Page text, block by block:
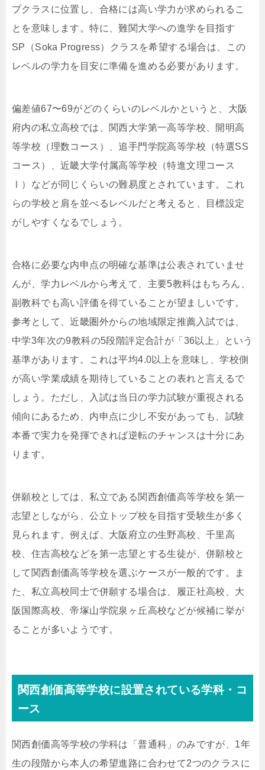
プクラスに位置し、合格には高い学力が求められるこ
とを意味します。特に、難関大学への進学を目指す
SP（Soka Progress）クラスを希望する場合は、この
レベルの学力を目安に準備を進める必要があります。
偏差値67〜69がどのくらいのレベルかというと、大阪
府内の私立高校では、関西大学第一高等学校、開明高
等学校（理数コース）、追手門学院高等学校（特選SS
コース）、近畿大学付属高等学校（特進文理コース
Ⅰ）などが同じくらいの難易度とされています。これ
らの学校と肩を並べるレベルだと考えると、目標設定
がしやすくなるでしょう。
合格に必要な内申点の明確な基準は公表されていませ
んが、学力レベルから考えて、主要5教科はもちろん、
副教科でも高い評価を得ていることが望ましいです。
参考として、近畿圏外からの地域限定推薦入試では、
中学3年次の9教科の5段階評定合計が「36以上」という
基準があります。これは平均4.0以上を意味し、学校側
が高い学業成績を期待していることの表れと言えるで
しょう。ただし、入試は当日の学力試験が重視される
傾向にあるため、内申点に少し不安があっても、試験
本番で実力を発揮できれば逆転のチャンスは十分にあ
ります。
併願校としては、私立である関西創価高等学校を第一
志望としながら、公立トップ校を目指す受験生が多く
見られます。例えば、大阪府立の生野高校、千里高
校、住吉高校などを第一志望とする生徒が、併願校と
して関西創価高等学校を選ぶケースが一般的です。ま
た、私立高校同士で併願する場合は、履正社高校、大
阪国際高校、帝塚山学院泉ヶ丘高校などが候補に挙が
ることが多いようです。
関西創価高等学校に設置されている学科・コ
ース
関西創価高等学校の学科は「普通科」のみですが、1年
生の段階から本人の希望進路に合わせて2つのクラスに